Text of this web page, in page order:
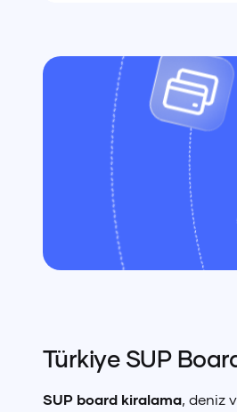
Türkiye SUP
SUP board kiralama, deniz